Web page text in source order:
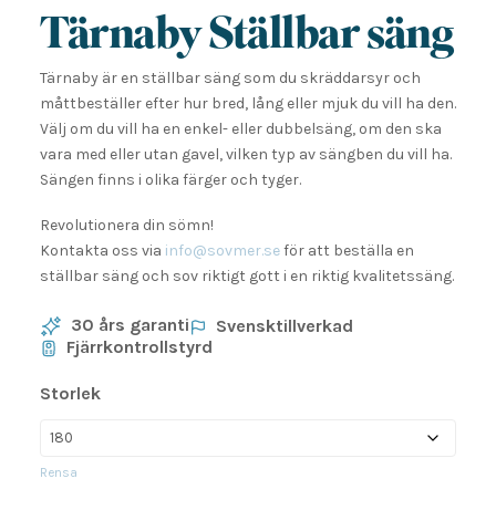
Tärnaby Ställbar säng
Tärnaby är en ställbar säng som du skräddarsyr och
måttbeställer efter hur bred, lång eller mjuk du vill ha den.
Välj om du vill ha en enkel- eller dubbelsäng, om den ska
vara med eller utan gavel, vilken typ av sängben du vill ha.
Sängen finns i olika färger och tyger.
Revolutionera din sömn!
Kontakta oss via info@sovmer.seför att beställa en
ställbar säng och sov riktigt gott i en riktig kvalitetssäng.
30 års garanti
Svensktillverkad
Fjärrkontrollstyrd
Storlek
Rensa